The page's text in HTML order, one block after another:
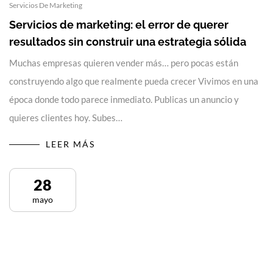
Servicios De Marketing
Servicios de marketing: el error de querer
resultados sin construir una estrategia sólida
Muchas empresas quieren vender más… pero pocas están
construyendo algo que realmente pueda crecer Vivimos en una
época donde todo parece inmediato. Publicas un anuncio y
quieres clientes hoy. Subes…
LEER MÁS
28
mayo